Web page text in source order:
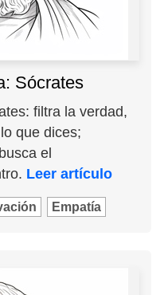
Sócrates
filtra la verdad,
que dices;
el
Leer artículo
Empatía